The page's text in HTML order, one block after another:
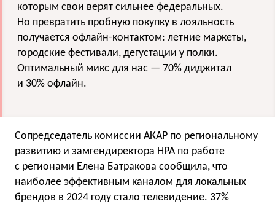
которым свои верят сильнее федеральных.
Но превратить пробную покупку в лояльность
получается офлайн-контактом: летние маркеты,
городские фестивали, дегустации у полки.
Оптимальный микс для нас — 70% диджитал
и 30% офлайн.
Сопредседатель комиссии АКАР по региональному
развитию и замгендиректора НРА по работе
с регионами Елена Батракова сообщила, что
наиболее эффективным каналом для локальных
брендов в 2024 году стало телевидение. 37%